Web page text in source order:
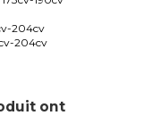
204cv
204cv
ont